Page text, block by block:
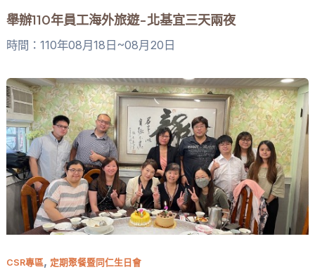
舉辦110年員工海外旅遊-北基宜三天兩夜
時間：110年08月18日~08月20日
CSR專區, 定期聚餐暨同仁生日會